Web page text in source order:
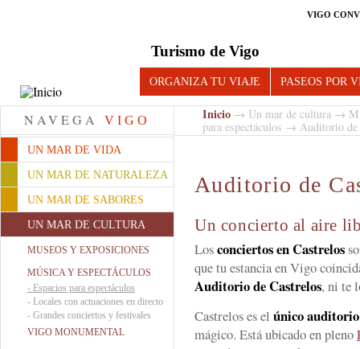
VIGO
Turismo de Vigo
ORGANIZA TU VIAJE PASEOS POR
NAVEGA VIGO
UN MAR DE VIDA
UN MAR DE NATURALEZA
UN MAR DE SABORES
UN MAR DE CULTURA
MUSEOS Y EXPOSICIONES
MÚSICA Y ESPECTÁCULOS
- Espacios para espectáculos
- Locales con actuaciones en directo
- Grandes conciertos y festivales
VIGO MONUMENTAL
Inicio → Un mar de cultura →
para espectáculos → Auditorio de
Auditorio de
Un concierto al aire
Losconciertos en Castrelos
que tu estancia en Vigo
Auditorio de Castrelos, ni te
Castrelos es el único
mágico. Está ubicado en pleno